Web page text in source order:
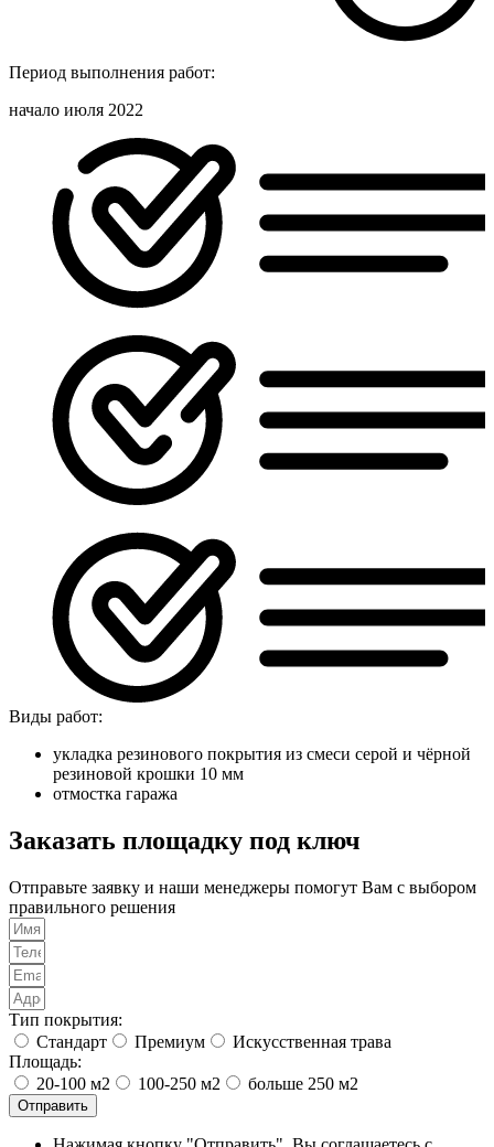
Период выполнения работ:
начало июля 2022
Виды работ:
укладка резинового покрытия из смеси серой и чёрной
резиновой крошки 10 мм
отмостка гаража
Заказать площадку под ключ
Отправьте заявку и наши менеджеры помогут Вам с выбором
правильного решения
Тип покрытия:
Стандарт
Премиум
Искусственная трава
Площадь:
20-100 м2
100-250 м2 больше 250 м2
Отправить